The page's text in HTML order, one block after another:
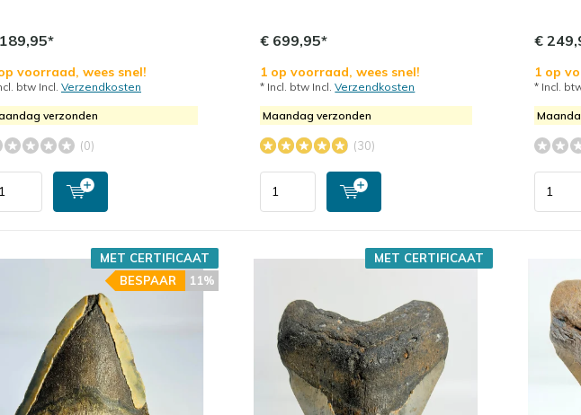
voorraad, wees snel!
btw Incl. Verzendkosten
verzonden
(0)
€ 699,95*
1 op voorraad, wees snel!
* Incl. btw Incl.Verzendkosten
Maandag verzonden
(30)
€
1 op
* Incl.
MET CERTIFICAAT
11%
BESPAAR
MET CERTIFICAAT